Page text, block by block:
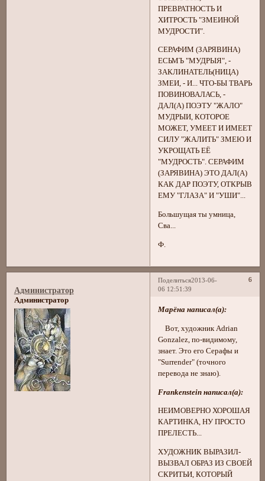
ПРЕВРАТНОСТЬ И
ХИТРОСТЬ "ЗМЕИНОЙ
МУДРОСТИ".
СЕРАФИМ (ЗАРЯВИНА)
ЕСЬМЪ "МУДРЫЯ", -
ЗАКЛИНАТЕЛЬ(НИЦА)
ЗМЕИ, - И... ЧТО-БЫ ТВАРЬ
ПОВИНОВАЛАСЬ, -
ДАЛ(А) ПОЭТУ "ЖАЛО"
МУДРЫИ, КОТОРОЕ
МОЖЕТ, УМЕЕТ И ИМЕЕТ
СИЛУ "ЖАЛИТЬ" ЗМЕЮ И
УКРОЩАТЬ ЕЁ
"МУДРОСТЬ". СЕРАФИМ
(ЗАРЯВИНА) ЭТО ДАЛ(А)
КАК ДАР ПОЭТУ, ОТКРЫВ
ЕМУ "ГЛАЗА" И "УШИ"...
Большущая ты умница,
Сва...
Ф.
Поделиться 6
2013-06-
06 12:51:39
Администратор
Администратор
Марёна написал(а):
Вот, художник Adrian
Gonzalez, по-видимому,
знает. Это его Серафы и
"Surrender" (точного
перевода не знаю).
Frankenstein написал(а):
НЕИМОВЕРНО ХОРОШАЯ
КАРТИНКА, НУ ПРОСТО
ПРЕЛЕСТЬ...
ХУДОЖНИК ВЫРАЗИЛ-
ВЫЗВАЛ ОБРАЗ ИЗ СВОЕЙ
СКРИТЬИ, КОТОРЫЙ